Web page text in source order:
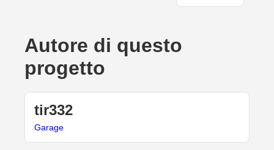
Autore di questo
progetto
tir332
Garage